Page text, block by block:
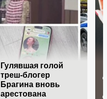
Гулявшая голой
треш-блогер
Брагина вновь
арестована